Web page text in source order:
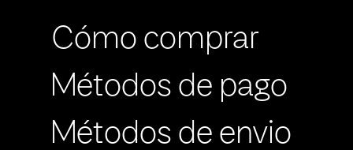
Cómo comprar
Métodos de pago
Métodos de envio